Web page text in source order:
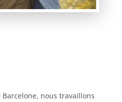
Barcelone, nous travaillons